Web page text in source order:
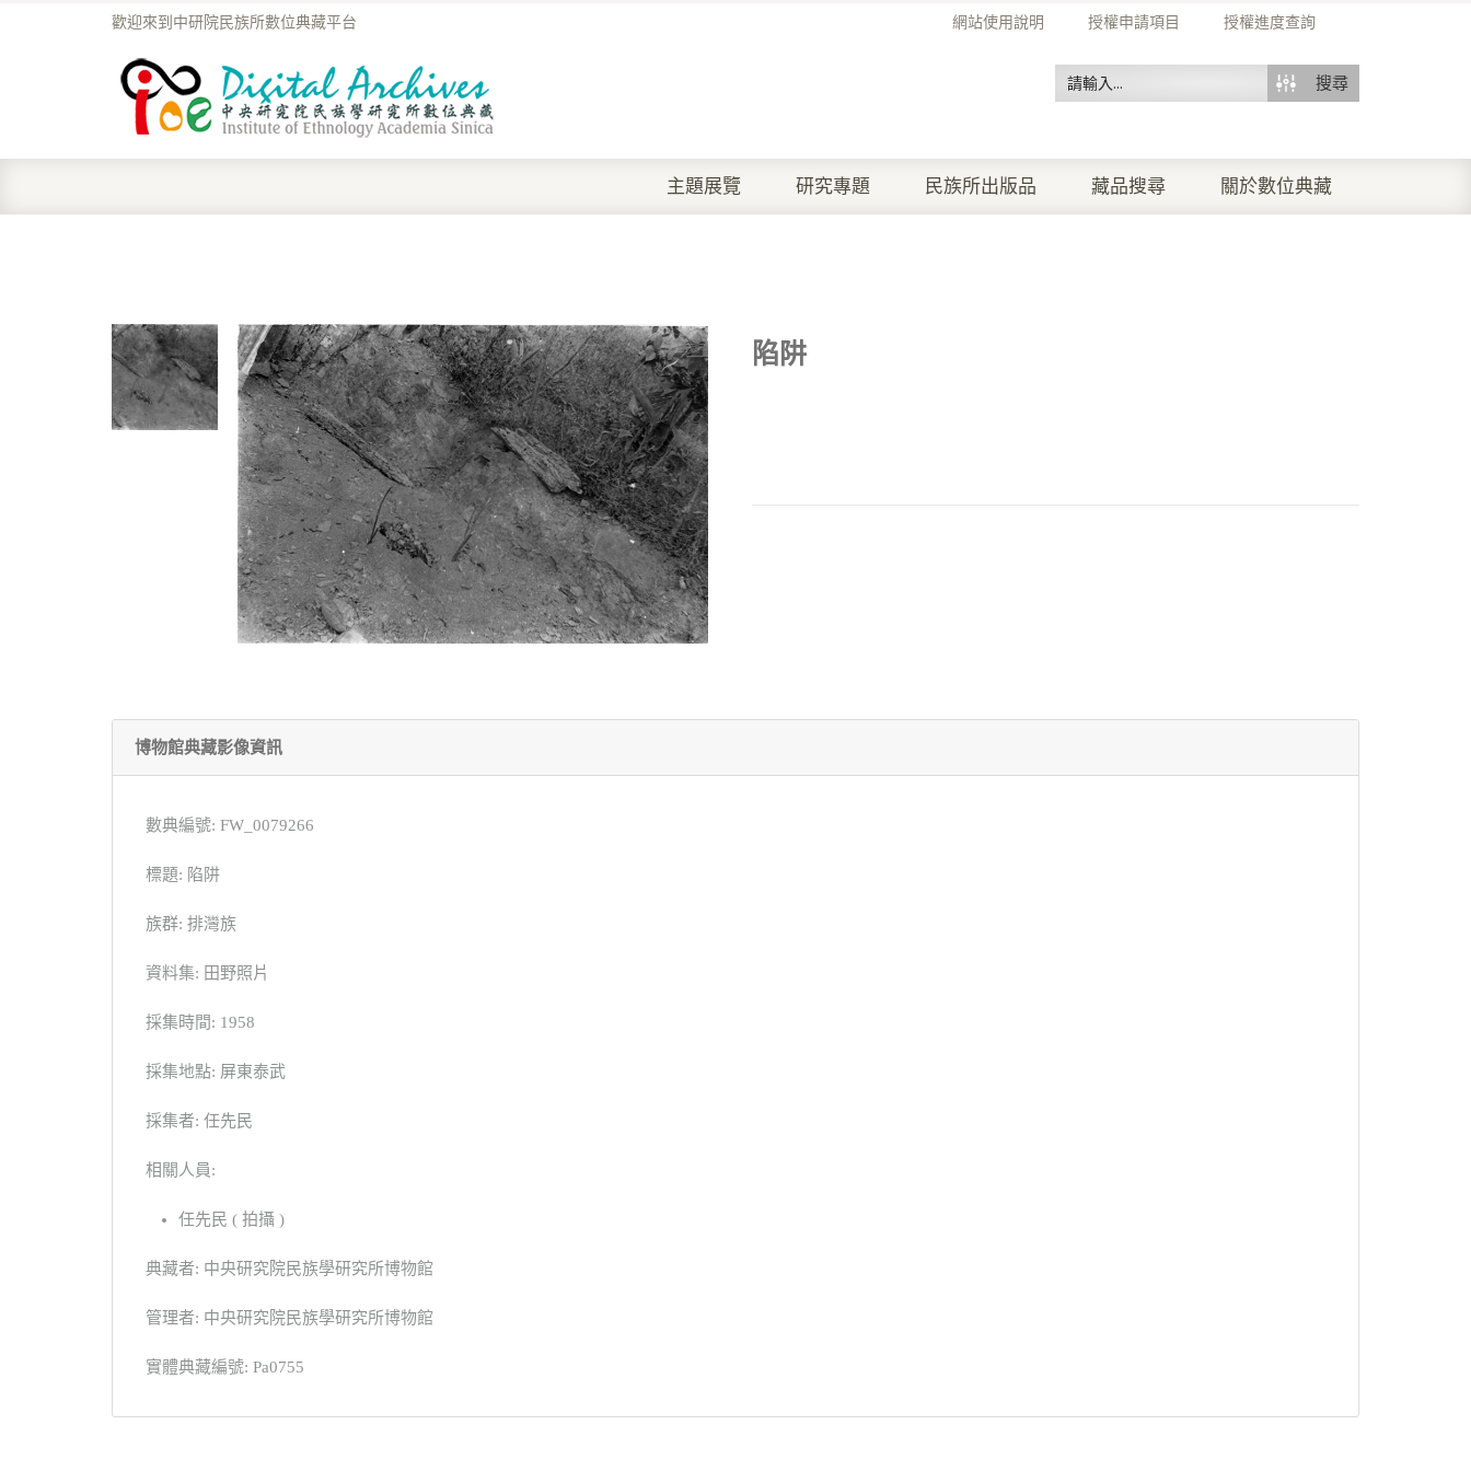
網站使用說明 授權申請項目 授權進度查詢
歡迎來到中研院民族所數位典藏平台
搜尋
主題展覽 研究專題 民族所出版品 藏品搜尋 關於數位典藏
陷阱
博物館典藏影像資訊
數典編號: FW_0079266
標題: 陷阱
族群: 排灣族
資料集: 田野照片
採集時間: 1958
採集地點: 屏東泰武
採集者: 任先民
相關人員:
任先民 ( 拍攝 )
典藏者: 中央研究院民族學研究所博物館
管理者: 中央研究院民族學研究所博物館
實體典藏編號: Pa0755